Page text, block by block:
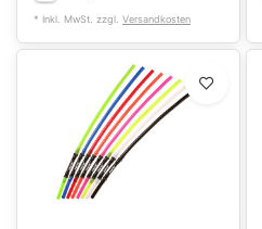
* Inkl. MwSt. zzgl. Versandkosten